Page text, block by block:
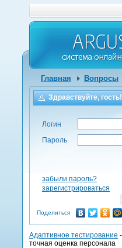
Главная Вопросы
Здравствуйте, гость!
Логин
Пароль
забыли пароль?
зарегистрироваться
Поделиться
Адаптивное тестирование
точная оценка персонала